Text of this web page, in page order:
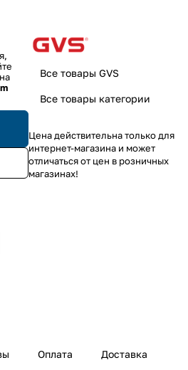
Все товары GVS
Все товары категории
Цена действительна только для
интернет-магазина и может
отличаться от цен в розничных
магазинах!
Оплата Доставка